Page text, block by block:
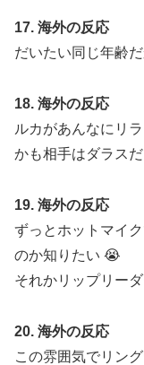
17. 海外の反応
だいたい同じ年齢
18. 海外の反応
ルカがあんなにリ
かも相手はダラスだ
19. 海外の反応
ずっとホットマイ
のか知りたい 😭
それかリップリー
20. 海外の反応
この雰囲気でリン